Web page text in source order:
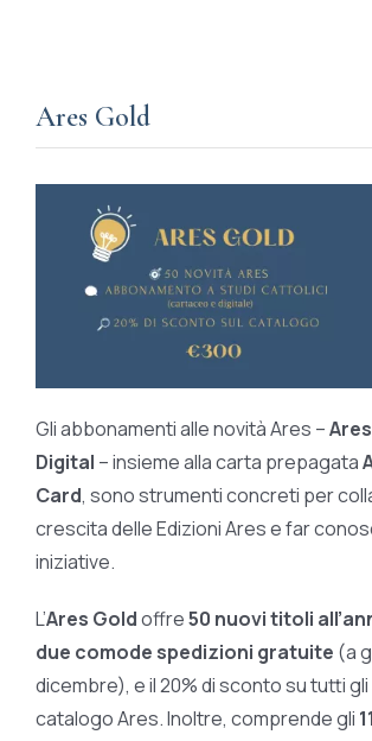
Ares Gold
Gli abbonamenti alle novità Ares –
Digital – insieme alla carta prepagata
Card, sono strumenti concreti per
crescita delle Edizioni Ares e far
iniziative.
L’Ares Goldoffre50 nuovi titoli
due comode spedizioni gratuite (a
dicembre), e il 20% di sconto su tutti
catalogo Ares. Inoltre, comprende gli